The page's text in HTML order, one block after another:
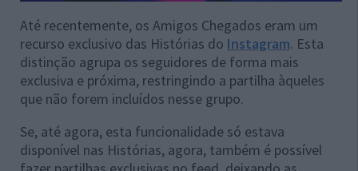
Até recentemente, os Amigos Chegados eram um
recurso exclusivo das Histórias do Instagram. Esta
distinção agrupa os seguidores de forma mais
exclusiva e próxima, restringindo a partilha àqueles
que não forem incluídos nesse grupo.
Se, até agora, esta funcionalidade só estava
disponível nas Histórias, agora, também é possível